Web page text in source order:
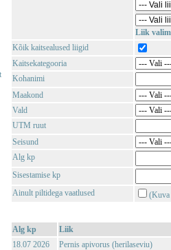
Liik
Kõik kaitsealused liigid
Kaitsekategooria
Kohanimi
Maakond
Vald
UTM ruut
Seisund
Alg kp
Sisestamise kp
Ainult piltidega vaatlused
(Kuva
Alg kp
Liik
18.07 2026
Pernis apivorus (herilaseviu)